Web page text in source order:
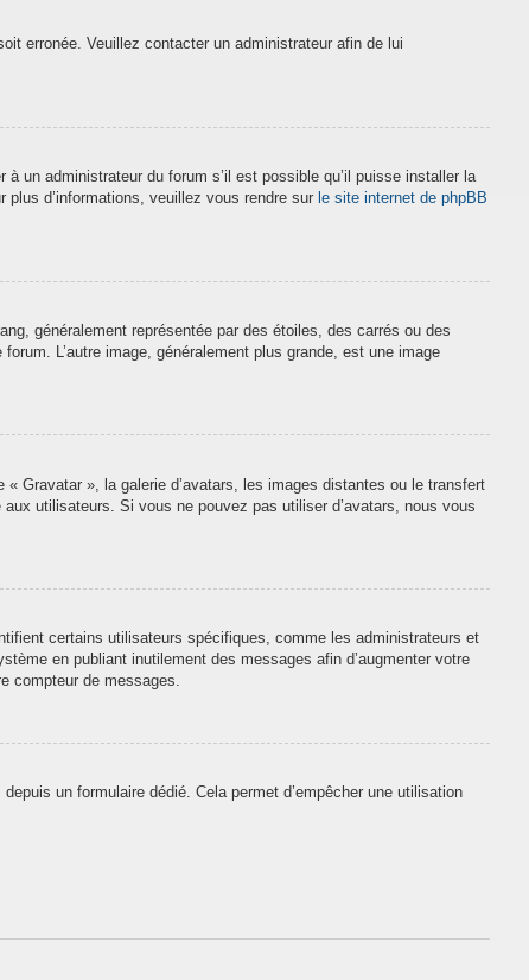
erronée. Veuillez contacter un administrateur afin de lui
un administrateur du forum s’il est possible qu’il puisse installer la
d’informations, veuillez vous rendre sur le site internet de phpBB
généralement représentée par des étoiles, des carrés ou des
L’autre image, généralement plus grande, est une image
Gravatar », la galerie d’avatars, les images distantes ou le transfert
utilisateurs. Si vous ne pouvez pas utiliser d’avatars, nous vous
certains utilisateurs spécifiques, comme les administrateurs et
en publiant inutilement des messages afin d’augmenter votre
compteur de messages.
un formulaire dédié. Cela permet d’empêcher une utilisation